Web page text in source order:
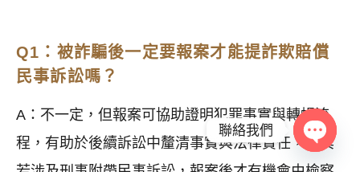
Q1：被詐騙後一定要報案才能提詐欺賠償
民事訴訟嗎？
A：不一定，但報案可協助證明犯罪事實與轉帳流
程，有助於後續訴訟中釐清事實與法律責任，尤其
聯絡我們
Open